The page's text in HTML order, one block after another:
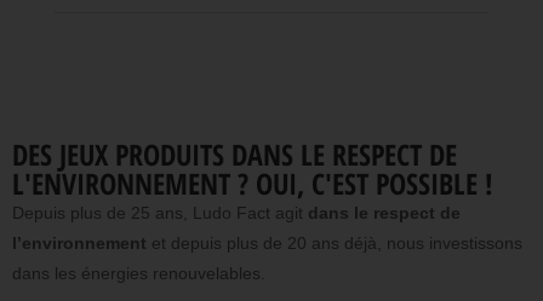
DES JEUX PRODUITS DANS LE RESPECT DE
L'ENVIRONNEMENT ? OUI, C'EST POSSIBLE !
Depuis plus de 25 ans, Ludo Fact agit dans le respect de
l’environnement et depuis plus de 20 ans déjà, nous investissons
dans les énergies renouvelables.